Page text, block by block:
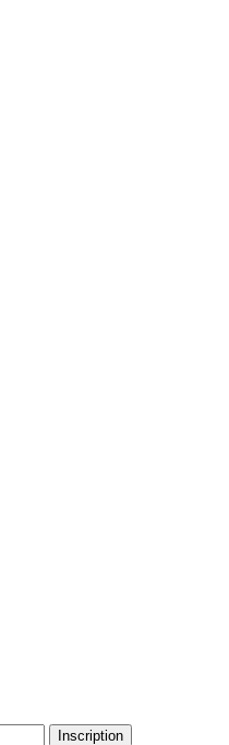
Inscription